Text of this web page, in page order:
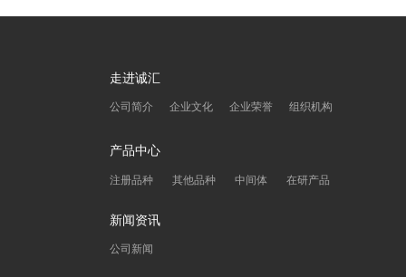
新闻资讯
注册品种 其他品种 中间体 在研产品
公司新闻
走进诚汇
产品中心
公司简介 企业文化 企业荣誉 组织机构